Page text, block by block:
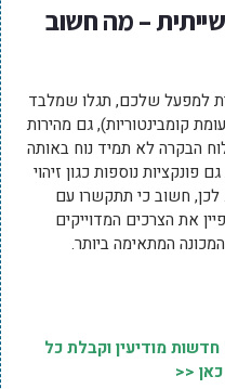
– מה חשוב
למפעל שלכם, תגלו שמלבד
קומבינטוריות), גם מהירות
הבקרה לא תמיד נוח באותה
פונקציות נוספות כגון זיהוי
לכן, חשוב כי תתקשרו עם
את הצרכים המדוייקים
המתאימה ביותר.
מודיעין וקבלת כל
<<